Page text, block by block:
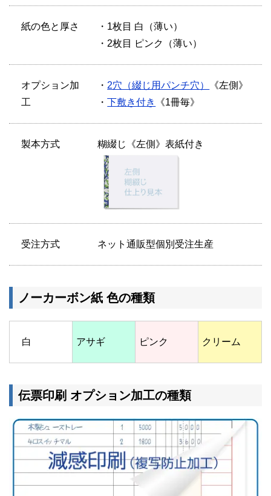
紙の色と厚さ
・1枚目 白（薄い）
・2枚目 ピンク（薄い）
オプション加
工
・2穴（綴じ用パンチ穴）
《左側》
・下敷き付き 《1冊毎》
製本方式 糊綴じ《左側》表紙付き
受注方式 ネット通販型個別受注生産
ノーカーボン紙 色の種類
白 アサギ ピンク クリーム
伝票印刷 オプション加工の種類